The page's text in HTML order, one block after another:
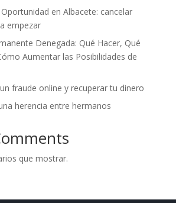
en Albacete: cancelar
empezar
Denegada: Qué Hacer, Qué
Aumentar las Posibilidades de
fraude online y recuperar tu dinero
herencia entre hermanos
que mostrar.